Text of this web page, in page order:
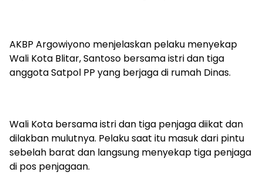
AKBP Argowiyono menjelaskan pelaku menyekap
Wali Kota Blitar, Santoso bersama istri dan tiga
anggota Satpol PP yang berjaga di rumah Dinas.
Wali Kota bersama istri dan tiga penjaga diikat dan
dilakban mulutnya. Pelaku saat itu masuk dari pintu
sebelah barat dan langsung menyekap tiga penjaga
di pos penjagaan.